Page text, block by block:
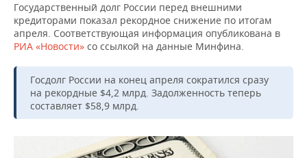
ONLINE-КОНФЕРЕНЦИИ
ОТКРЫТАЯ ЛЕКЦИЯ
ХОККЕЙ
БАСКЕТБОЛ
КИБЕРСПОРТ
ФИГУРНОЕ КАТАНИЕ
ВЛАСТЬ
ИНФРАСТРУКТУРА
КУЛЬТУРА
СЮЖЕТЫ
СПРАВОЧНИК
СПИСОК КОМПАНИЙ
ПОЛНАЯ ВЕРСИЯ
Государственный долг России перед внешними
кредиторами показал рекордное снижение по итогам
апреля. Соответствующая информация опубликована в
РИА «Новости» со ссылкой на данные Минфина.
Госдолг России на конец апреля сократился сразу
на рекордные $4,2 млрд. Задолженность теперь
составляет $58,9 млрд.